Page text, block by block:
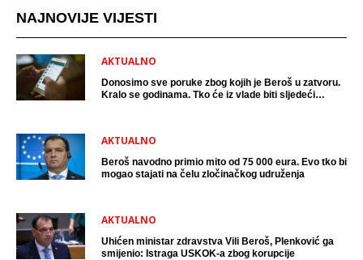
NAJNOVIJE VIJESTI
AKTUALNO
Donosimo sve poruke zbog kojih je Beroš u zatvoru.
Kralo se godinama. Tko će iz vlade biti sljedeći
AKTUALNO
Beroš navodno primio mito od 75 000 eura. Evo tko bi
mogao stajati na čelu zločinačkog udruženja
AKTUALNO
Uhićen ministar zdravstva Vili Beroš, Plenković ga
smijenio: Istraga USKOK-a zbog korupcije